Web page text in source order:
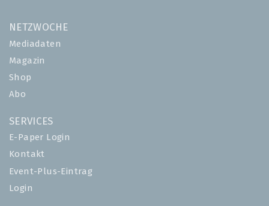
NETZWOCHE
Mediadaten
Magazin
Shop
Abo
SERVICES
E-Paper Login
Kontakt
Event-Plus-Eintrag
Login